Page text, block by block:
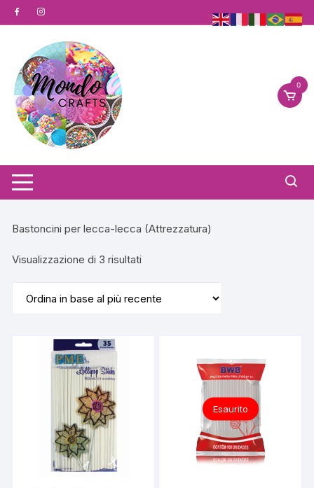
al
0
Bastoncini per lecca-lecca (Attrezzatura)
Visualizzazione di 3 risultati
base
Esaurito